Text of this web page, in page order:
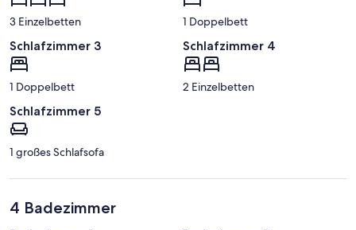
3 Einzelbetten 1 Doppelbett
Schlafzimmer 3
1 Doppelbett
Schlafzimmer 4
2 Einzelbetten
Schlafzimmer 5
1 großes Schlafsofa
4 Badezimmer